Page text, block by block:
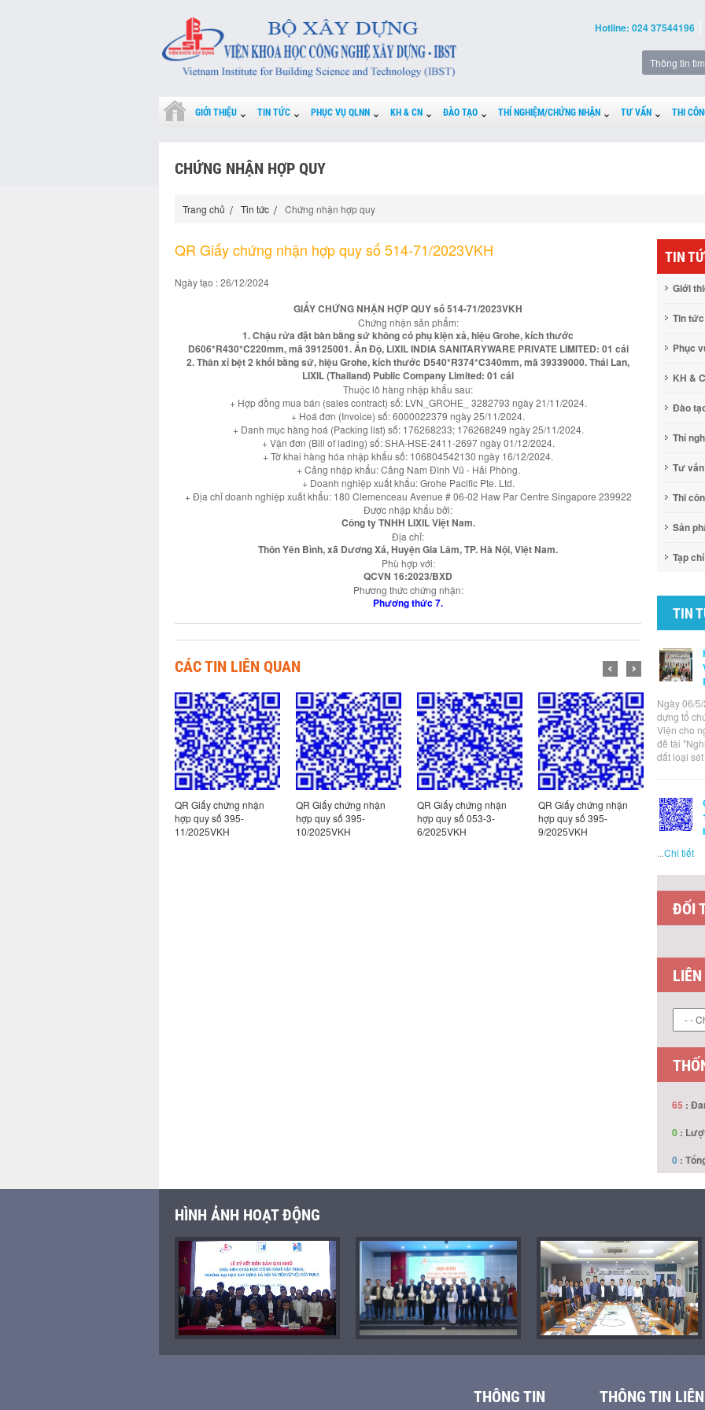
Hotline: 024 37544196
GIỚI THIỆU TIN TỨC PHỤC VỤ QLNN KH & CN ĐÀO TẠO THÍ NGHIỆM/CHỨNG NHẬN TƯ VẤN THI
CHỨNG NHẬN HỢP QUY
Trang chủ Tin tức Chứng nhận hợp quy
QR Giấy chứng nhận hợp quy số 514-71/2023VKH
Ngày tạo : 26/12/2024
GIẤY CHỨNG NHẬN HỢP QUY số 514-71/2023VKH
Chứng nhận sản phẩm:
1. Chậu rửa đặt bàn bằng sứ không có phụ kiện xả, hiệu Grohe, kích thước
D606*R430*C220mm, mã 39125001. Ấn Độ, LIXIL INDIA SANITARYWARE PRIVATE LIMITED: 01 cái
2. Thân xí bệt 2 khối bằng sứ, hiệu Grohe, kích thước D540*R374*C340mm, mã 39339000. Thái Lan,
LIXIL (Thailand) Public Company Limited: 01 cái
Thuộc lô hàng nhập khẩu sau:
+ Hợp đồng mua bán (sales contract) số: LVN_GROHE_ 3282793 ngày 21/11/2024.
+ Hoá đơn (Invoice) số: 6000022379 ngày 25/11/2024.
+ Danh mục hàng hoá (Packing list) số: 176268233; 176268249 ngày 25/11/2024.
+ Vận đơn (Bill of lading) số: SHA-HSE-2411-2697 ngày 01/12/2024.
+ Tờ khai hàng hóa nhập khẩu số: 106804542130 ngày 16/12/2024.
+ Cảng nhập khẩu: Cảng Nam Đình Vũ - Hải Phòng.
+ Doanh nghiệp xuất khẩu: Grohe Pacific Pte. Ltd.
+ Địa chỉ doanh nghiệp xuất khẩu: 180 Clemenceau Avenue # 06-02 Haw Par Centre Singapore 239922
Được nhập khẩu bởi:
Công ty TNHH LIXIL Việt Nam.
Địa chỉ:
Thôn Yên Bình, xã Dương Xá, Huyện Gia Lâm, TP. Hà Nội, Việt Nam.
Phù hợp với:
QCVN 16:2023/BXD
Phương thức chứng nhận:
Phương thức 7.
CÁC TIN LIÊN QUAN
QR Giấy chứng nhận
hợp quy số 395-
11/2025VKH
QR Giấy chứng nhận
hợp quy số 395-
10/2025VKH
QR Giấy chứng nhận
hợp quy số 053-3-
6/2025VKH
QR Giấy chứng nhận
hợp quy số 395-
9/2025VKH
QR Giấy
hợp quy
5/
TIN
Giới
Tin tức
Phục
KH &
Đào
Thí
Tư vấn
Thi
Sản
Tạp chí
TIN
Ngày 06/
dựng tổ
Viện cho
đề tài
đất loại
...Chi tiết
ĐỐI
65 :
0 :
0 :
HÌNH ẢNH HOẠT ĐỘNG
THÔNG TIN THÔNG TIN